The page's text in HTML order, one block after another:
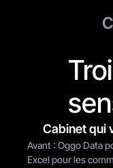
Cabinet qui
Avant : Oggo Data
Excel pour les